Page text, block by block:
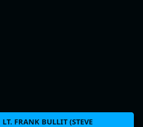
LT. FRANK BULLIT (STEVE